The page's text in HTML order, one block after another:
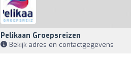
Pelikaan Groepsreizen
Bekijk adres en contactgegevens